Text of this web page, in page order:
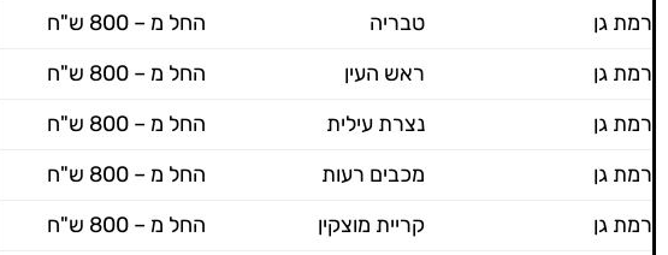
רמת גן
טבריה
החל מ – 800 ש"ח
רמת גן
ראש העין
החל מ – 800 ש"ח
רמת גן
נצרת עילית
החל מ – 800 ש"ח
רמת גן
מכבים רעות
החל מ – 800 ש"ח
רמת גן
קריית מוצקין
החל מ – 800 ש"ח